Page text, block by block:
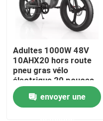
Maison
Produits
Vidéos
Adultes 1000W 48V
10AHX20 hors route
pneu gras vélo
électrique 20 pouces
envoyer une